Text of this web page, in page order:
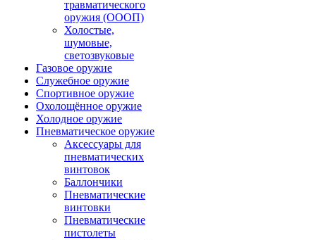
травматического
оружия (ОООП)
Холостые,
шумовые,
светозвуковые
Газовое оружие
Служебное оружие
Спортивное оружие
Охолощённое оружие
Холодное оружие
Пневматическое оружие
Аксессуары для
пневматических
винтовок
Баллончики
Пневматические
винтовки
Пневматические
пистолеты